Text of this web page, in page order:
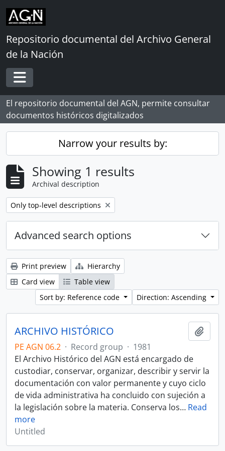
Skip to main content
Repositorio documental del Archivo General
de la Nación
Toggle navigation
El repositorio documental del AGN, permite consultar
documentos históricos digitalizados
Narrow your results by:
Showing 1 results
Archival description
Remove filter:
Only top-level descriptions
Advanced search options
Print preview
Hierarchy
Card view
Table view
Sort by: Reference code
Direction: Ascending
ARCHIVO HISTÓRICO
PE AGN 06.2 · Record group · 1981
El Archivo Histórico del AGN está encargado de
custodiar, conservar, organizar, describir y servir la
documentación con valor permanente y cuyo ciclo
de vida administrativa ha concluido con sujeción a
la legislación sobre la materia. Conserva los… Read
more
Untitled